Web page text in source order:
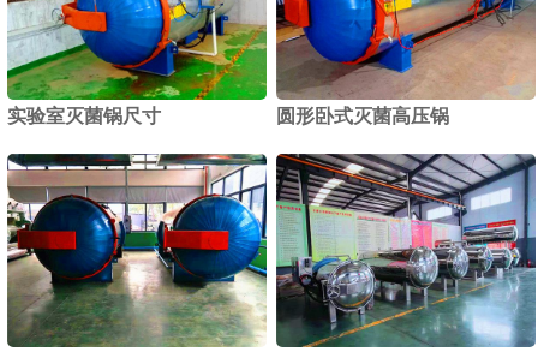
实验室灭菌锅尺寸 圆形卧式灭菌高压锅